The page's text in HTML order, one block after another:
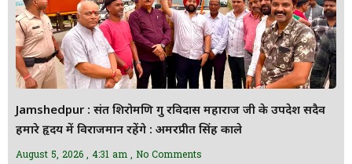
Jamshedpur : संत शिरोमणि गुरु रविदास महाराज जी के उपदेश सदैव
हमारे हृदय में विराजमान रहेंगे : अमरप्रीत सिंह काले
August 5, 2026 4:31 am No Comments